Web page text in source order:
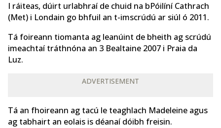
I ráiteas, dúirt urlabhraí de chuid na bPóilíní Cathrach
(Met) i Londain go bhfuil an t-imscrúdú ar siúl ó 2011.
Tá foireann tiomanta ag leanúint de bheith ag scrúdú
imeachtaí tráthnóna an 3 Bealtaine 2007 i Praia da
Luz.
ADVERTISEMENT
Tá an fhoireann ag tacú le teaghlach Madeleine agus
ag tabhairt an eolais is déanaí dóibh freisin.